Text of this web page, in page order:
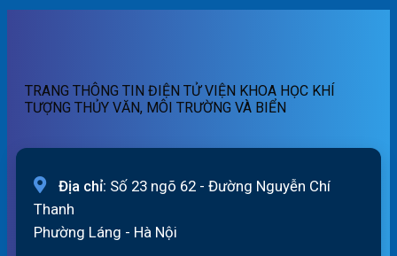
01h
lũ
dự
TRANG THÔNG TIN ĐIỆN TỬ VIỆN KHOA HỌC KHÍ
TƯỢNG THỦY VĂN, MÔI TRƯỜNG VÀ BIỂN
Địa chỉ: Số 23 ngõ 62 - Đường Nguyễn Chí
Thanh
Phường Láng - Hà Nội